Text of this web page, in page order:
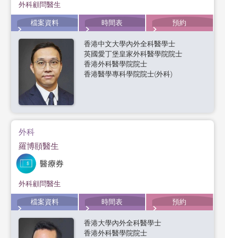
外科顧問醫生
檔案資料 時間表 預約
香港中文大學內外全科醫學士
英國愛丁堡皇家外科醫學院院士
香港外科醫學院院士
香港醫學專科學院院士(外科)
外科
羅博頤醫生
外科顧問醫生
檔案資料 時間表 預約
香港大學內外全科醫學士
香港外科醫學院院士